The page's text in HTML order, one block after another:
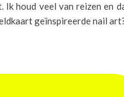
Ik houd veel van reizen en
geïnspireerde nail